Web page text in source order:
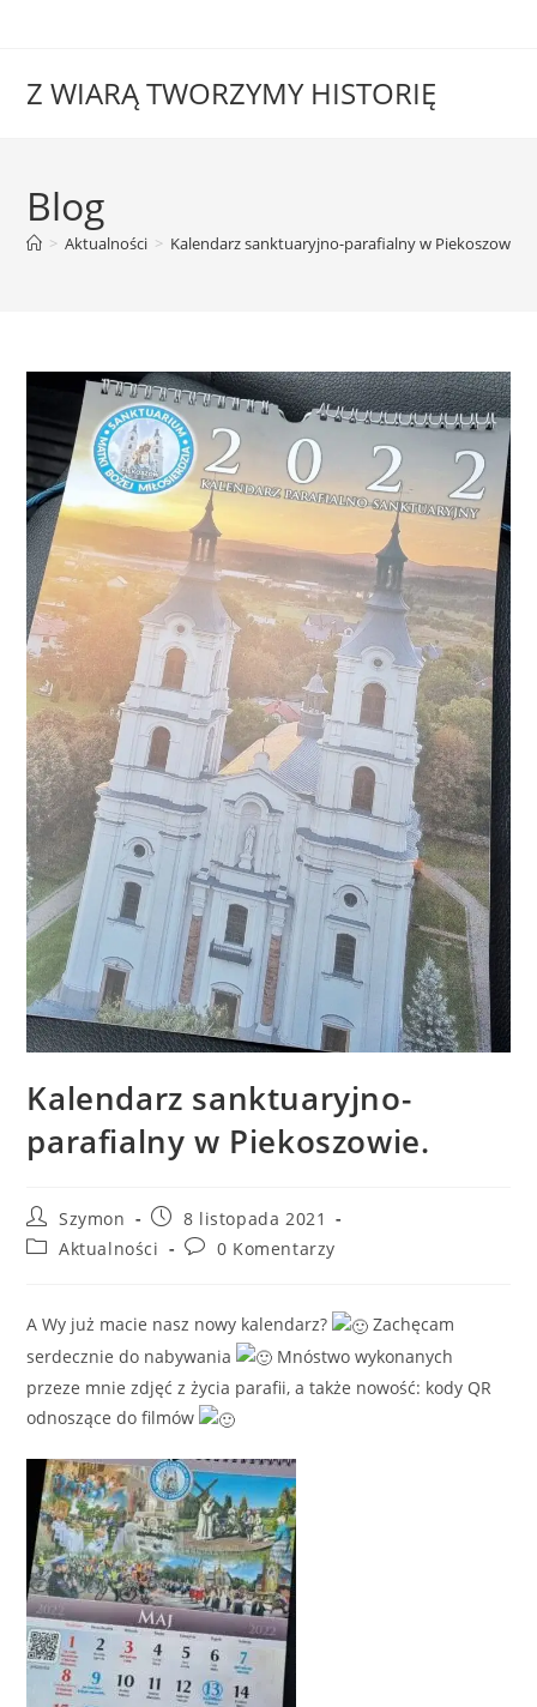
Z WIARĄ TWORZYMY HISTORIĘ
Blog
> Aktualności > Kalendarz sanktuaryjno-parafialny w Piekoszowie.
Kalendarz sanktuaryjno-
parafialny w Piekoszowie.
Szymon
8 listopada 2021
Aktualności
0 Komentarzy
A Wy już macie nasz nowy kalendarz?
Zachęcam
serdecznie do nabywania
Mnóstwo wykonanych
przeze mnie zdjęć z życia parafii, a także nowość: kody QR
odnoszące do filmów